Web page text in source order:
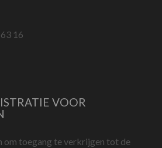
16
VOOR
om toegang te verkrijgen tot de